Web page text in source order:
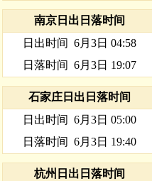
南京日出日落时间
日出时间 6月3日 04:58
日落时间 6月3日 19:07
石家庄日出日落时间
日出时间 6月3日 05:00
日落时间 6月3日 19:40
杭州日出日落时间